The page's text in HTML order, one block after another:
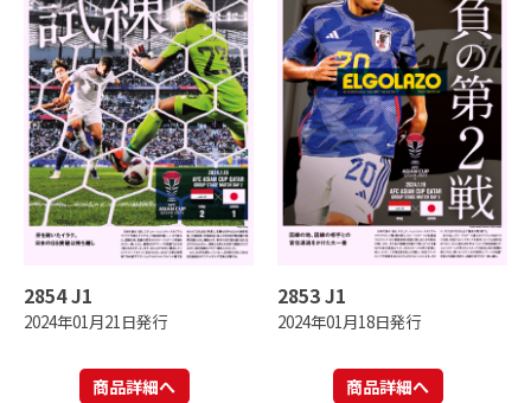
2854 J1
2024年01月21日発行
商品詳細へ
2853 J1
2024年01月18日発行
商品詳細へ